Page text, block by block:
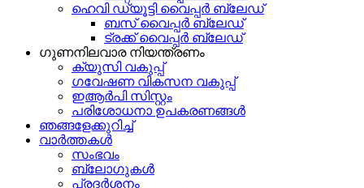
ഹെവി ഡ്യൂട്ടി വൈപ്പർ ബ്ലേഡ്
ബസ് വൈപ്പർ ബ്ലേഡ്
ട്രക്ക് വൈപ്പർ ബ്ലേഡ്
ഗുണനിലവാര നിയന്ത്രണം
ക്യുസി വകുപ്പ്
ഗവേഷണ വികസന വകുപ്പ്
ഇആർപി സിസ്റ്റം
പരിശോധനാ ഉപകരണങ്ങൾ
ഞങ്ങളേക്കുറിച്ച്
വാർത്തകൾ
സംഭവം
ബ്ലോഗുകൾ
പ്രദർശനം